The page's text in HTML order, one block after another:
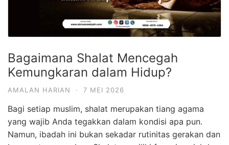
Bagaimana Shalat Mencegah
Kemungkaran dalam Hidup?
AMALAN HARIAN · 7 MEI 2026
Bagi setiap muslim, shalat merupakan tiang agama
yang wajib Anda tegakkan dalam kondisi apa pun.
Namun, ibadah ini bukan sekadar rutinitas gerakan dan